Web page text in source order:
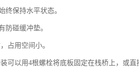
终保持水平状态。
防碰缓冲垫。
占用空间小。
可以用4根螺栓将底板固定在栈桥上，或直